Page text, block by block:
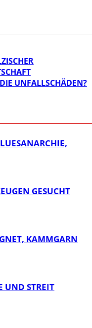
UNFALLSCHÄDEN?
GESUCHT
KAMMGARN
UND STREIT